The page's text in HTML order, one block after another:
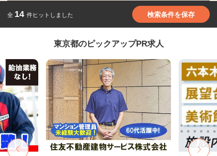
全 14 件ヒットしました 検索条件を保存
東京都のピックアップPR求人